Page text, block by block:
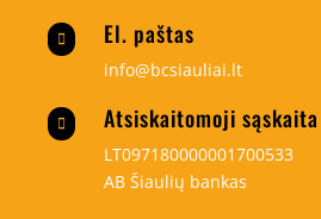
 El. paštas
info@bcsiauliai.lt
 Atsiskaitomoji sąskaita
LT097180000001700533
AB Šiaulių bankas